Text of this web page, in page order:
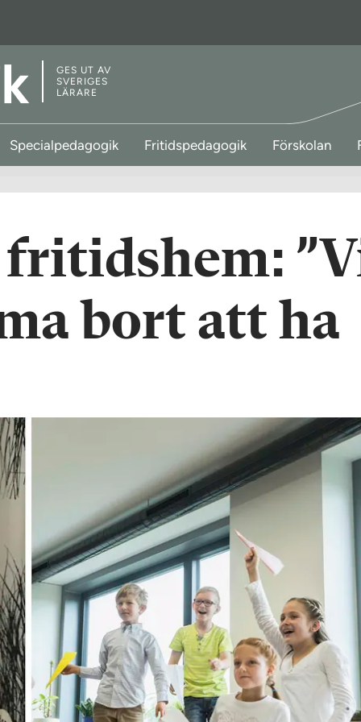
GES UT AV
SVERIGES
LÄRARE
Specialpedagogik Fritidspedagogik Förskolan
bort att ha